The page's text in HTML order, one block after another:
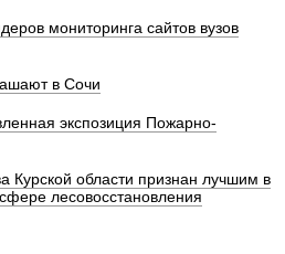
мониторинга сайтов вузов
в Сочи
экспозиция Пожарно-
Курской области признан лучшим в
лесовосстановления